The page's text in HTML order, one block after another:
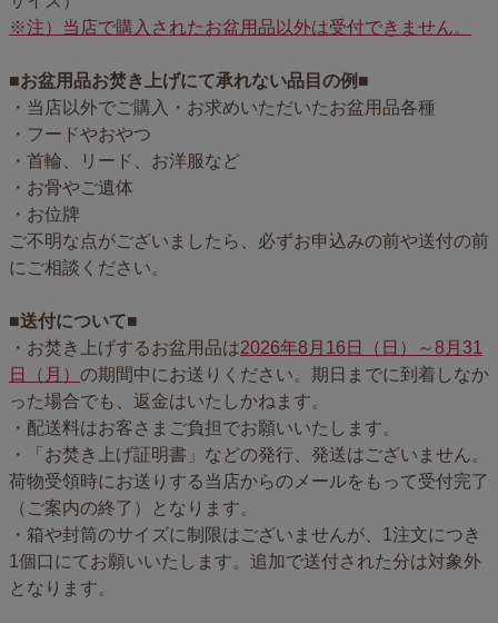
※注）当店で購入されたお盆用品以外は受付できません。
■お盆用品お焚き上げにて承れない品目の例■
・当店以外でご購入・お求めいただいたお盆用品各種
・フードやおやつ
・首輪、リード、お洋服など
・お骨やご遺体
・お位牌
ご不明な点がございましたら、必ずお申込みの前や送付の前
にご相談ください。
■送付について■
・お焚き上げするお盆用品は2026年8月16日（日）～8月31
日（月） の期間中にお送りください。期日までに到着しなか
った場合でも、返金はいたしかねます。
・配送料はお客さまご負担でお願いいたします。
・「お焚き上げ証明書」などの発行、発送はございません。
荷物受領時にお送りする当店からのメールをもって受付完了
（ご案内の終了）となります。
・箱や封筒のサイズに制限はございませんが、1注文につき
1個口にてお願いいたします。追加で送付された分は対象外
となります。